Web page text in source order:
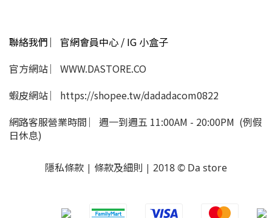
聯絡我們 ︳官網會員中心 / IG 小盒子
官方網站 ︳WWW.DASTORE.CO
蝦皮網站 ︳https://shopee.tw/dadadacom0822
網路客服營業時間 ︳週一到週五 11:00AM - 20:00PM (例假
日休息)
隱私條款 | 條款及細則 | 2018 © Da store